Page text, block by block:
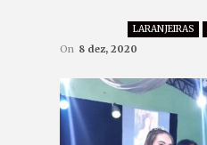
LARANJEIRAS
On 8 dez, 2020